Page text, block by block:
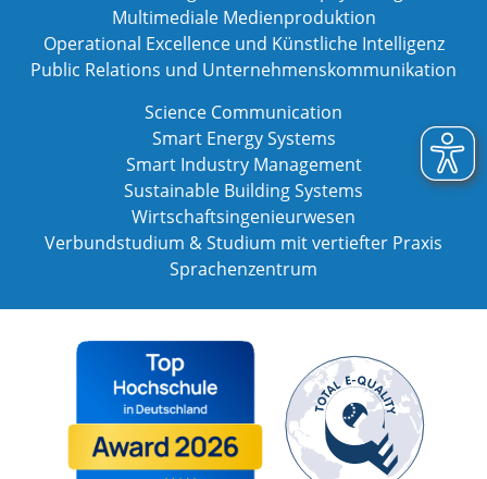
Multimediale Medienproduktion
Operational Excellence und Künstliche Intelligenz
Public Relations und Unternehmenskommunikation
Science Communication
Smart Energy Systems
Smart Industry Management
Sustainable Building Systems
Wirtschaftsingenieurwesen
Verbundstudium & Studium mit vertiefter Praxis
Sprachenzentrum